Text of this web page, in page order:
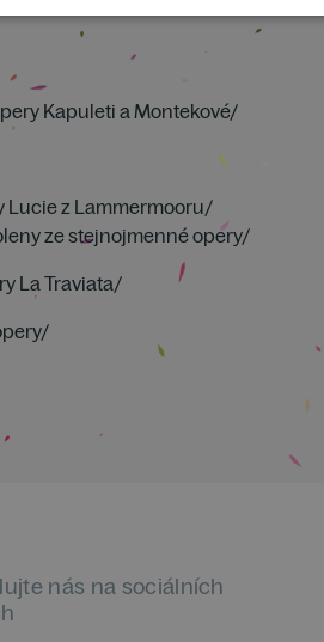
Kapuleti a Montekové/
Lucie z Lammermooru/
ze stejnojmenné opery/
La Traviata/
nás na sociálních